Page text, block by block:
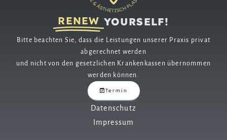
RENEW YOURSELF!
Bitte beachten Sie, dass die Leistungen unserer Praxis privat
abgerechnet werden
und nicht von den gesetzlichen Krankenkassen übernommen
werden können.
Termin
Datenschutz
Impressum